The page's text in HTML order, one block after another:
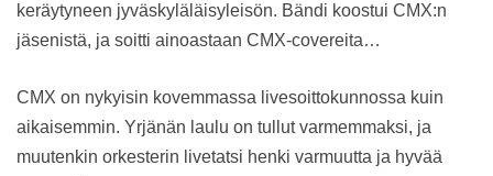
keräytyneen jyväskyläläisyleisön. Bändi koostui CMX:n
jäsenistä, ja soitti ainoastaan CMX-covereita…
CMX on nykyisin kovemmassa livesoittokunnossa kuin
aikaisemmin. Yrjänän laulu on tullut varmemmaksi, ja
muutenkin orkesterin livetatsi henki varmuutta ja hyvää